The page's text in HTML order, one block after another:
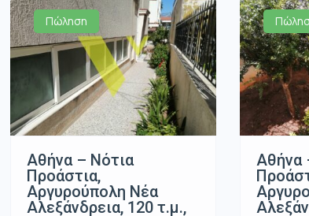
Πώληση
Αθήνα – Νότια
Προάστια,
Αργυρούπολη Νέα
Αλεξάνδρεια, 120 τ.μ.,
Αθήνα